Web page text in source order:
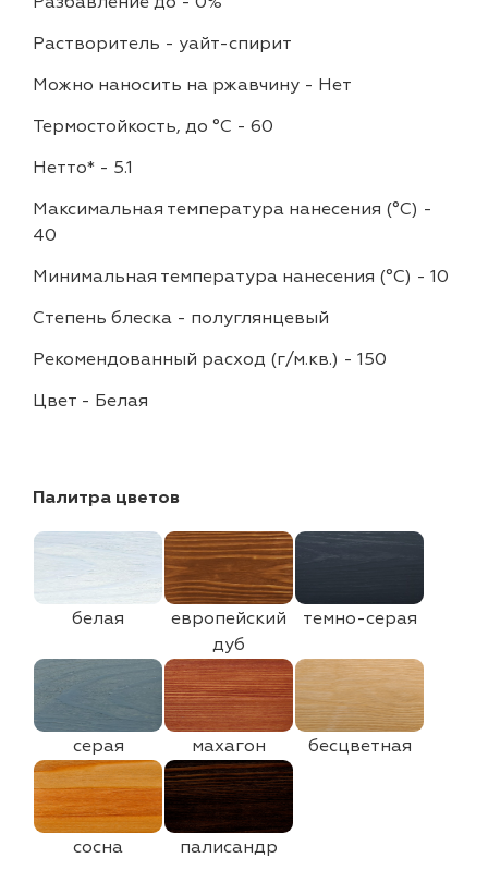
Растворитель - уайт-спирит
Можно наносить на ржавчину - Нет
Термостойкость, до °C - 60
Нетто* - 5.1
Максимальная температура нанесения (°С) -
40
Минимальная температура нанесения (°С) - 10
Степень блеска - полуглянцевый
Рекомендованный расход (г/м.кв.) - 150
Цвет - Белая
Палитра цветов
белая
европейский
дуб
темно-серая
серая махагон бесцветная
сосна палисандр